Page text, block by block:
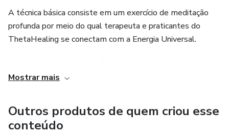
A técnica básica consiste em um exercício de meditação
profunda por meio do qual terapeuta e praticantes do
ThetaHealing se conectam com a Energia Universal.
paz e calma, crenças, padrões, sentimentos, conexões
Mostrar mais
Outros produtos de quem criou esse
conteúdo